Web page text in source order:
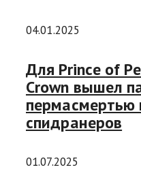
04.01.2025
Для Prince of
Crown вышел
спидранеров
01.07.2025